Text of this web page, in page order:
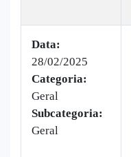
Data:
28/02/2025
Categoria:
Geral
Subcategoria:
Geral